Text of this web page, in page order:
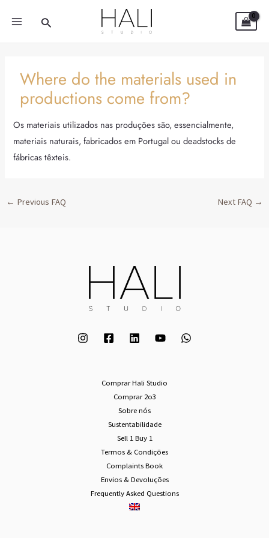
Search
Where do the materials used in
productions come from?
Os materiais utilizados nas produções são, essencialmente,
materiais naturais, fabricados em Portugal ou deadstocks de
fábricas têxteis.
navigation
← Previous FAQ Next FAQ →
Comprar Hali Studio
Comprar 2o3
Sobre nós
Sustentabilidade
Sell 1 Buy 1
Termos & Condições
Complaints Book
Envios & Devoluções
Frequently Asked Questions